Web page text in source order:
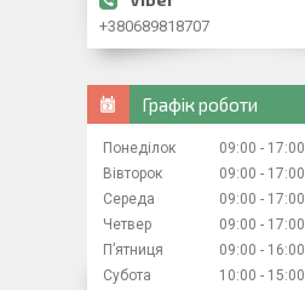
+380689818707
Графік роботи
Понеділок 09:00
17:00
Вівторок
09:00
17:00
Середа
09:00
17:00
Четвер
09:00
17:00
Пʼятниця
09:00
16:00
Субота
10:00
15:00